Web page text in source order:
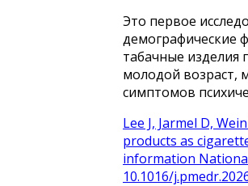
Это первое
демографические
табачные изделия
молодой возраст,
симптомов
Lee J, Jarmel D,
products as
information National
10.1016/